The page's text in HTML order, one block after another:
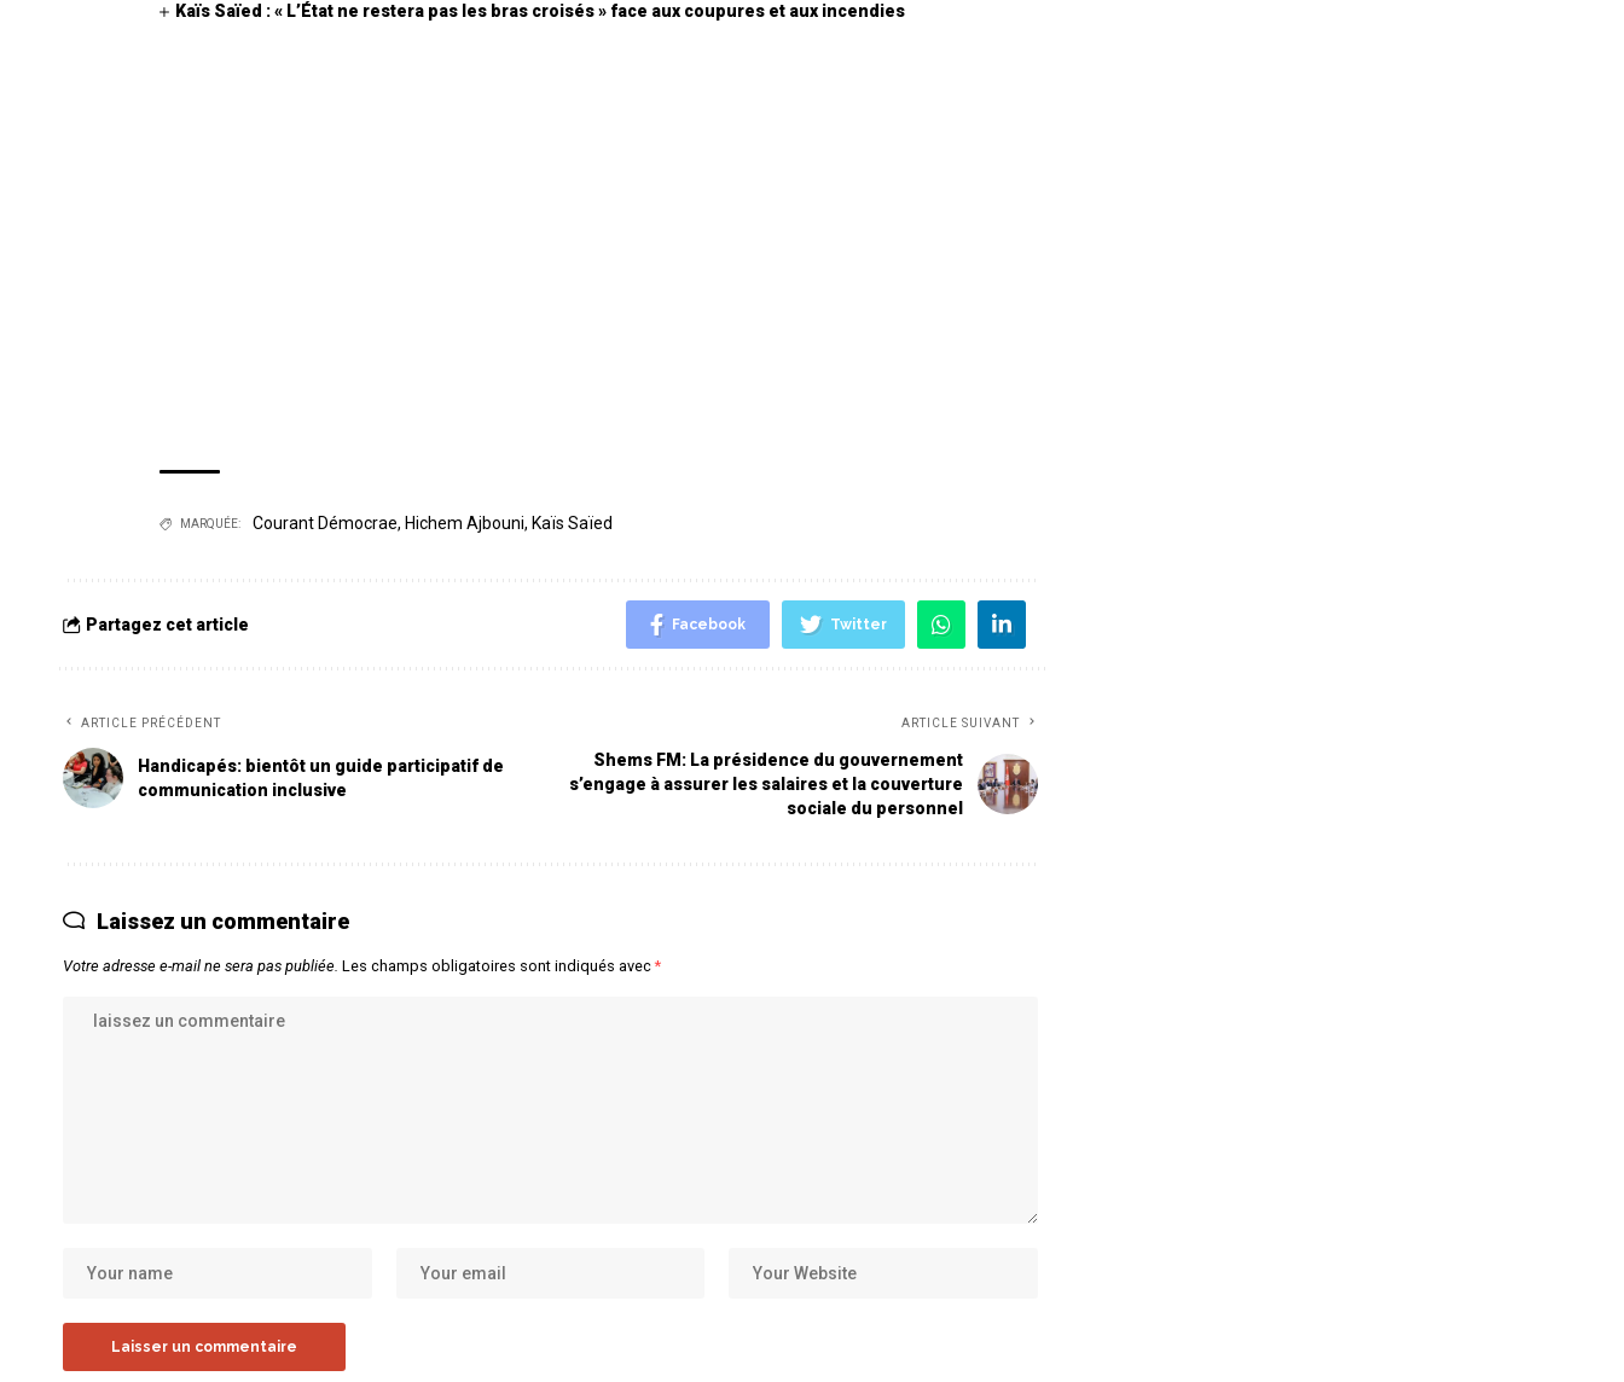
Kaïs Saïed : « L’État ne restera pas les bras croisés » face aux coupures et aux incendies
MARQUÉE: Courant Démocrae, Hichem Ajbouni, Kaïs Saïed
Partagez cet article Facebook Twitter
ARTICLE PRÉCÉDENT
Handicapés: bientôt un guide participatif de
communication inclusive
ARTICLE SUIVANT
Shems FM: La présidence du gouvernement
s’engage à assurer les salaires et la couverture
sociale du personnel
Laissez un commentaire
Votre adresse e-mail ne sera pas publiée. Les champs obligatoires sont indiqués avec*